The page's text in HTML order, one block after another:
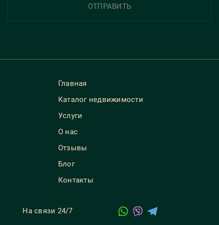
ОТПРАВИТЬ
Главная
Каталог недвижимости
Услуги
О нас
Отзывы
Блог
Контакты
На связи 24/7